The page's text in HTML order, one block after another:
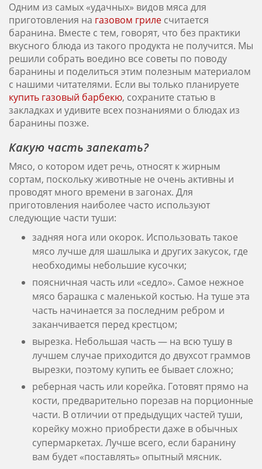
Одним из самых «удачных» видов мяса для
приготовления на газовом гриле считается
баранина. Вместе с тем, говорят, что без практики
вкусного блюда из такого продукта не получится. Мы
решили собрать воедино все советы по поводу
баранины и поделиться этим полезным материалом
с нашими читателями. Если вы только планируете
купить газовый барбекю, сохраните статью в
закладках и удивите всех познаниями о блюдах из
баранины позже.
Какую часть запекать?
Мясо, о котором идет речь, относят к жирным
сортам, поскольку животные не очень активны и
проводят много времени в загонах. Для
приготовления наиболее часто используют
следующие части туши:
задняя нога или окорок. Использовать такое
мясо лучше для шашлыка и других закусок, где
необходимы небольшие кусочки;
поясничная часть или «седло». Самое нежное
мясо барашка с маленькой костью. На туше эта
часть начинается за последним ребром и
заканчивается перед крестцом;
вырезка. Небольшая часть — на всю тушу в
лучшем случае приходится до двухсот граммов
вырезки, поэтому купить ее бывает сложно;
реберная часть или корейка. Готовят прямо на
кости, предварительно порезав на порционные
части. В отличии от предыдущих частей туши,
корейку можно приобрести даже в обычных
супермаркетах. Лучше всего, если баранину
вам будет «поставлять» опытный мясник.